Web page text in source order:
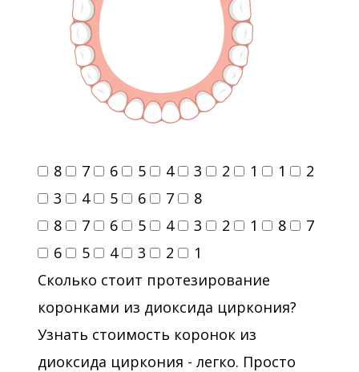
8 7 6 5 4 3 2 1 1
2
3
4 5 6 7
8
8
7 6 5 4 3 2 1 8
7
6
5 4 3 2
1
Сколько стоит протезирование
коронками из диоксида циркония?
Узнать стоимость коронок из
диоксида циркония - легко. Просто